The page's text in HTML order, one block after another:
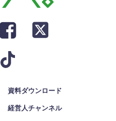
資料ダウンロード
経営人チャンネル